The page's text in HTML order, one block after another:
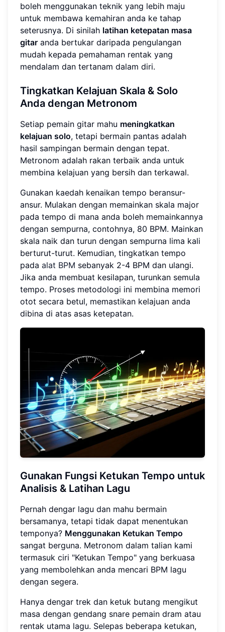
boleh menggunakan teknik yang lebih maju
untuk membawa kemahiran anda ke tahap
seterusnya. Di sinilah latihan ketepatan masa
gitar anda bertukar daripada pengulangan
mudah kepada pemahaman rentak yang
mendalam dan tertanam dalam diri.
Tingkatkan Kelajuan Skala & Solo
Anda dengan Metronom
Setiap pemain gitar mahu meningkatkan
kelajuan solo, tetapi bermain pantas adalah
hasil sampingan bermain dengan tepat.
Metronom adalah rakan terbaik anda untuk
membina kelajuan yang bersih dan terkawal.
Gunakan kaedah kenaikan tempo beransur-
ansur. Mulakan dengan memainkan skala major
pada tempo di mana anda boleh memainkannya
dengan sempurna, contohnya, 80 BPM. Mainkan
skala naik dan turun dengan sempurna lima kali
berturut-turut. Kemudian, tingkatkan tempo
pada alat BPM sebanyak 2-4 BPM dan ulangi.
Jika anda membuat kesilapan, turunkan semula
tempo. Proses metodologi ini membina memori
otot secara betul, memastikan kelajuan anda
dibina di atas asas ketepatan.
Gunakan Fungsi Ketukan Tempo untuk
Analisis & Latihan Lagu
Pernah dengar lagu dan mahu bermain
bersamanya, tetapi tidak dapat menentukan
temponya? Menggunakan Ketukan Tempo
sangat berguna. Metronom dalam talian kami
termasuk ciri "Ketukan Tempo" yang berkuasa
yang membolehkan anda mencari BPM lagu
dengan segera.
Hanya dengar trek dan ketuk butang mengikut
masa dengan gendang snare pemain dram atau
rentak utama lagu. Selepas beberapa ketukan,